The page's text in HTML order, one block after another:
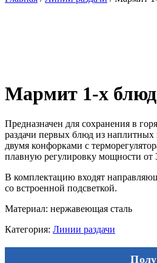
Мармит 1-х
Предназначен для сохранения в
раздачи первых блюд из наплитных
двумя конфорками с
плавную регулировку мощности от
В комплектацию входят
со встроенной подсветкой.
Материал: нержавеющая сталь
Категория: Линии раздачи